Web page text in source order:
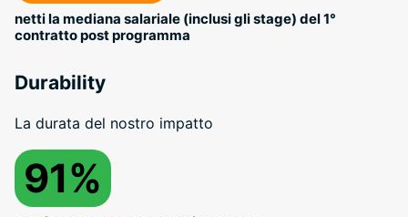
netti la mediana salariale (inclusi gli stage) del 1°
contratto post programma
Durability
La durata del nostro impatto
91%